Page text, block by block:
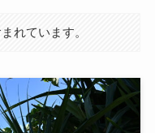
れています。